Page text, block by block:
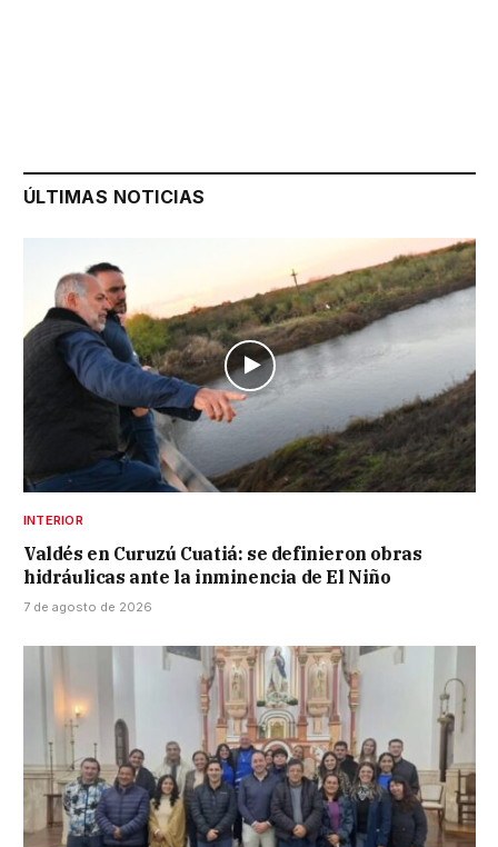
ÚLTIMAS NOTICIAS
INTERIOR
Valdés en Curuzú Cuatiá: se definieron obras
hidráulicas ante la inminencia de El Niño
7 de agosto de 2026